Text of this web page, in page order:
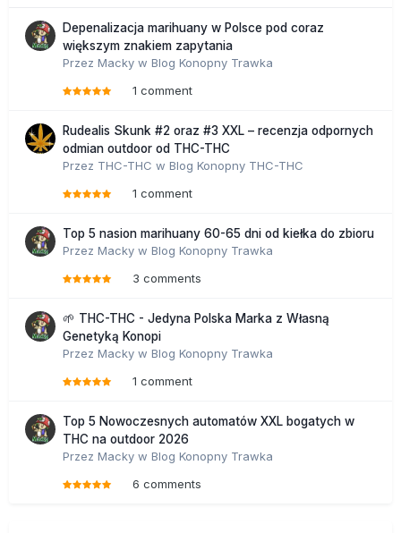
Depenalizacja marihuany w Polsce pod coraz
większym znakiem zapytania
Przez Macky w Blog Konopny Trawka
1 comment
Rudealis Skunk #2 oraz #3 XXL – recenzja odpornych
odmian outdoor od THC-THC
Przez THC-THC w Blog Konopny THC-THC
1 comment
Top 5 nasion marihuany 60-65 dni od kiełka do zbioru
Przez Macky w Blog Konopny Trawka
3 comments
🌱 THC-THC - Jedyna Polska Marka z Własną
Genetyką Konopi
Przez Macky w Blog Konopny Trawka
1 comment
Top 5 Nowoczesnych automatów XXL bogatych w
THC na outdoor 2026
Przez Macky w Blog Konopny Trawka
6 comments